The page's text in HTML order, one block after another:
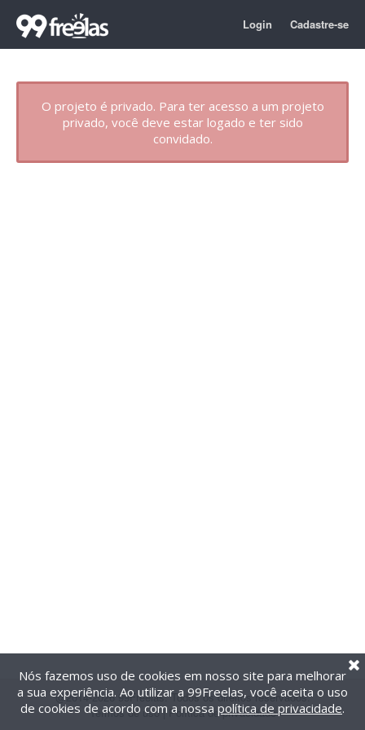
Login Cadastre-se
O projeto é privado. Para ter acesso a um projeto
privado, você deve estar logado e ter sido
convidado.
@2014-2026 99Freelas. Todos os direitos reservados.
Termos de uso| Política de privacidade
Nós fazemos uso de cookies em nosso site para melhorar
a sua experiência. Ao utilizar a 99Freelas, você aceita o uso
de cookies de acordo com a nossa política de privacidade.